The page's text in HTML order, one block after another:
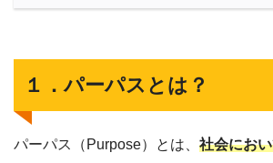
１．パーパスとは？
パーパス（Purpose）とは、 社会にお